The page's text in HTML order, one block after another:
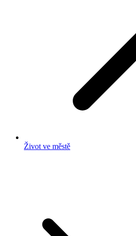
Život ve městě